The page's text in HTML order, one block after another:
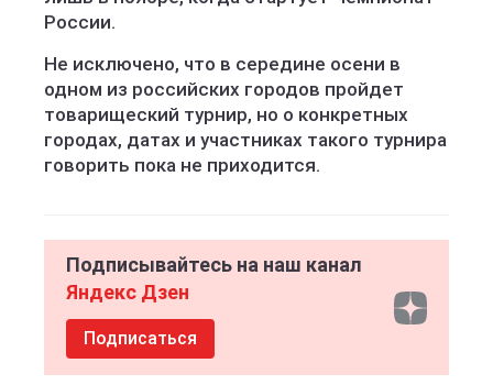
России.
Не исключено, что в середине осени в
одном из российских городов пройдет
товарищеский турнир, но о конкретных
городах, датах и участниках такого турнира
говорить пока не приходится.
Подписывайтесь на наш канал
Яндекс Дзен
Подписаться